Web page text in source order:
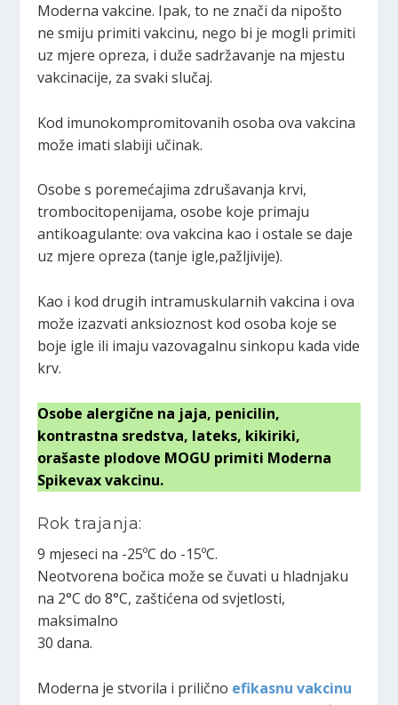
Moderna vakcine. Ipak, to ne znači da nipošto
ne smiju primiti vakcinu, nego bi je mogli primiti
uz mjere opreza, i duže sadržavanje na mjestu
vakcinacije, za svaki slučaj.
Kod imunokompromitovanih osoba ova vakcina
može imati slabiji učinak.
Osobe s poremećajima zdrušavanja krvi,
trombocitopenijama, osobe koje primaju
antikoagulante: ova vakcina kao i ostale se daje
uz mjere opreza (tanje igle,pažljivije).
Kao i kod drugih intramuskularnih vakcina i ova
može izazvati anksioznost kod osoba koje se
boje igle ili imaju vazovagalnu sinkopu kada vide
krv.
Osobe alergične na jaja, penicilin,
kontrastna sredstva, lateks, kikiriki,
orašaste plodove MOGU primiti Moderna
Spikevax vakcinu.
Rok trajanja:
9 mjeseci na -25ºC do -15ºC.
Neotvorena bočica može se čuvati u hladnjaku
na 2°C do 8°C, zaštićena od svjetlosti,
maksimalno
30 dana.
Moderna je stvorila i prilično efikasnu vakcinu